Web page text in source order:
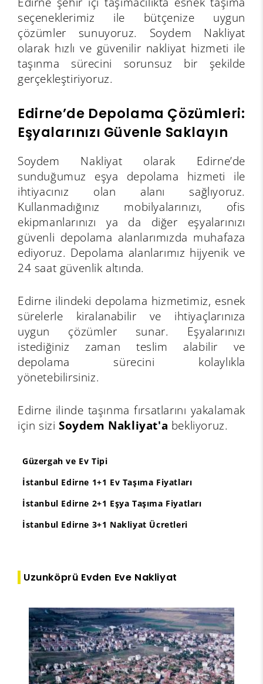
seçeneklerimiz ile bütçenize uygun
çözümler sunuyoruz. Soydem Nakliyat
olarak hızlı ve güvenilir nakliyat hizmeti ile
taşınma sürecini sorunsuz bir şekilde
gerçekleştiriyoruz.
Edirne’de Depolama Çözümleri:
Eşyalarınızı Güvenle Saklayın
Soydem Nakliyat olarak Edirne’de
sunduğumuz eşya depolama hizmeti ile
ihtiyacınız olan alanı sağlıyoruz.
Kullanmadığınız mobilyalarınızı, ofis
ekipmanlarınızı ya da diğer eşyalarınızı
güvenli depolama alanlarımızda muhafaza
ediyoruz. Depolama alanlarımız hijyenik ve
24 saat güvenlik altında.
Edirne ilindeki depolama hizmetimiz, esnek
sürelerle kiralanabilir ve ihtiyaçlarınıza
uygun çözümler sunar. Eşyalarınızı
istediğiniz zaman teslim alabilir ve
depolama sürecini kolaylıkla
yönetebilirsiniz.
Edirne ilinde taşınma fırsatlarını yakalamak
için sizi Soydem Nakliyat'a bekliyoruz.
Güzergah ve Ev Tipi
İstanbul Edirne 1+1 Ev Taşıma Fiyatları
İstanbul Edirne 2+1 Eşya Taşıma Fiyatları
İstanbul Edirne 3+1 Nakliyat Ücretleri
Uzunköprü Evden Eve Nakliyat